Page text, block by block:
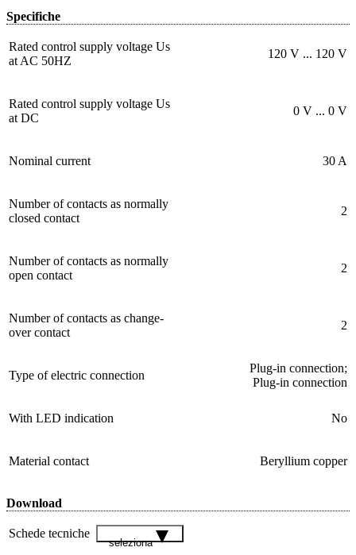
Specifiche
Rated control supply voltage Us
at AC 50HZ
120 V ... 120 V
Rated control supply voltage Us
at DC
0 V ... 0 V
Nominal current 30 A
Number of contacts as normally
closed contact
2
Number of contacts as normally
open contact
2
Number of contacts as change-
over contact
2
Type of electric connection
Plug-in connection;
Plug-in connection
With LED indication No
Material contact Beryllium copper
Download
Schede tecniche
seleziona